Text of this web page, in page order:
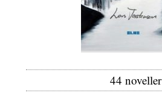
44 noveller